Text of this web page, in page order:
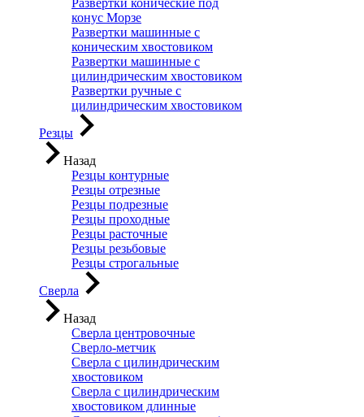
Развертки конические под
конус Морзе
Развертки машинные с
коническим хвостовиком
Развертки машинные с
цилиндрическим хвостовиком
Развертки ручные с
цилиндрическим хвостовиком
Резцы
Назад
Резцы контурные
Резцы отрезные
Резцы подрезные
Резцы проходные
Резцы расточные
Резцы резьбовые
Резцы строгальные
Сверла
Назад
Сверла центровочные
Сверло-метчик
Сверла с цилиндрическим
хвостовиком
Сверла с цилиндрическим
хвостовиком длинные